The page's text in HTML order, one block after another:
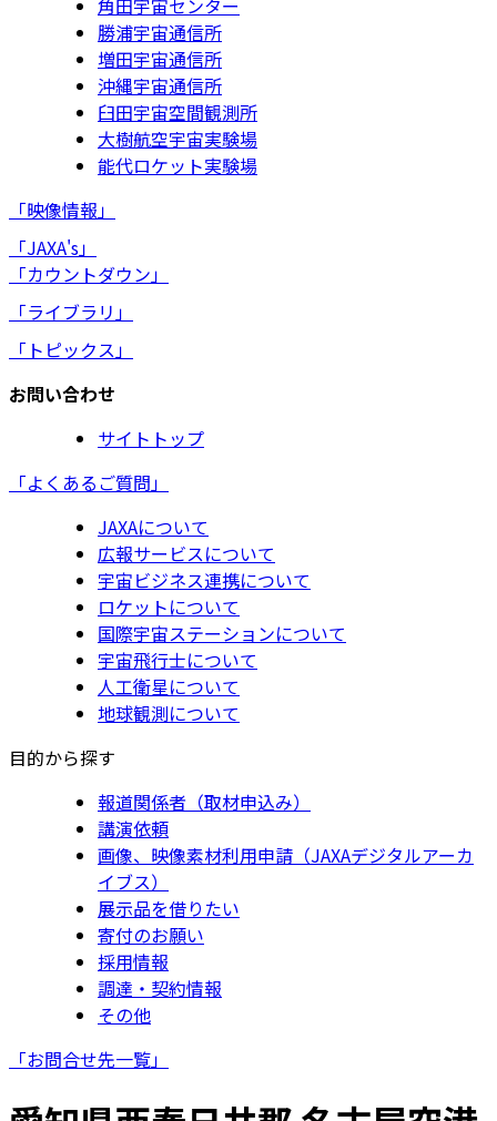
角田宇宙センター
勝浦宇宙通信所
増田宇宙通信所
沖縄宇宙通信所
臼田宇宙空間観測所
大樹航空宇宙実験場
能代ロケット実験場
「映像情報」
「JAXA's」
「カウントダウン」
「ライブラリ」
「トピックス」
お問い合わせ
サイトトップ
「よくあるご質問」
JAXAについて
広報サービスについて
宇宙ビジネス連携について
ロケットについて
国際宇宙ステーションについて
宇宙飛行士について
人工衛星について
地球観測について
目的から探す
報道関係者（取材申込み）
講演依頼
画像、映像素材利用申請（JAXAデジタルアーカ
イブス）
展示品を借りたい
寄付のお願い
採用情報
調達・契約情報
その他
「お問合せ先一覧」